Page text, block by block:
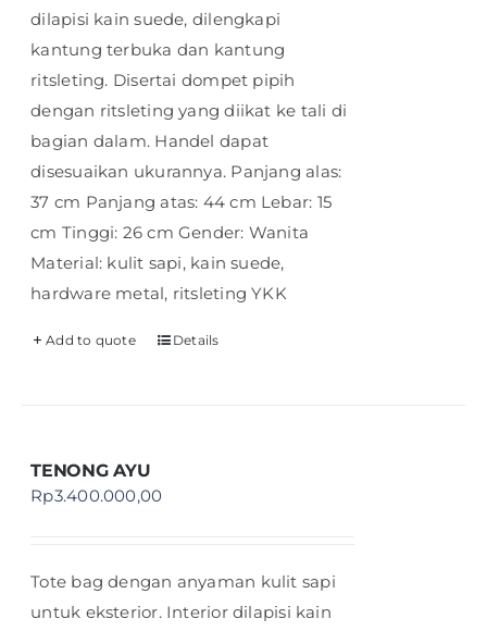
dilapisi kain suede, dilengkapi
kantung terbuka dan kantung
ritsleting. Disertai dompet pipih
dengan ritsleting yang diikat ke tali di
bagian dalam. Handel dapat
disesuaikan ukurannya. Panjang alas:
37 cm Panjang atas: 44 cm Lebar: 15
cm Tinggi: 26 cm Gender: Wanita
Material: kulit sapi, kain suede,
hardware metal, ritsleting YKK
Add to quote Details
TENONG AYU
Rp3.400.000,00
Tote bag dengan anyaman kulit sapi
untuk eksterior. Interior dilapisi kain